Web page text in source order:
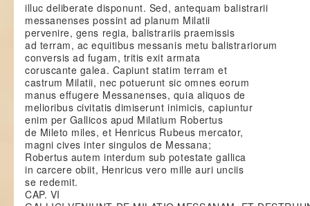
illuc deliberate disponunt. Sed, antequam balistrarii
messanenses possint ad planum Milatii
pervenire, gens regia, balistrariis praemissis
ad terram, ac equitibus messanis metu balistrariorum
conversis ad fugam, tritis exit armata
coruscante galea. Capiunt statim terram et
castrum Milatii, nec potuerunt sic omnes eorum
manus effugere Messanenses, quia aliquos de
melioribus civitatis dimiserunt inimicis, capiuntur
enim per Gallicos apud Milatium Robertus
de Mileto miles, et Henricus Rubeus mercator,
magni cives inter singulos de Messana;
Robertus autem interdum sub potestate gallica
in carcere obiit, Henricus vero mille auri unciis
se redemit.
CAP. VI